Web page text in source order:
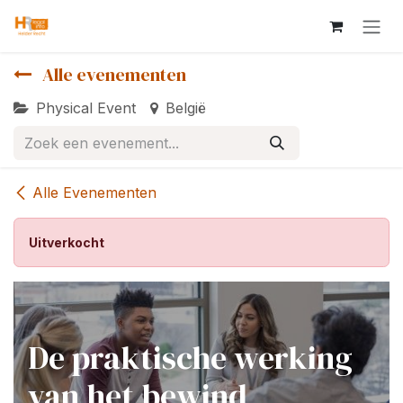
Alle evenementen
Physical Event België
Alle Evenementen
Uitverkocht
De praktische werking